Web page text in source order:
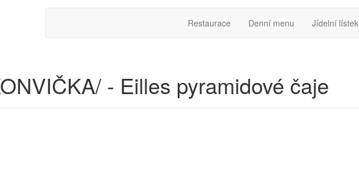
Restaurace Denní menu Jídelní lístek
- Eilles pyramidové čaje